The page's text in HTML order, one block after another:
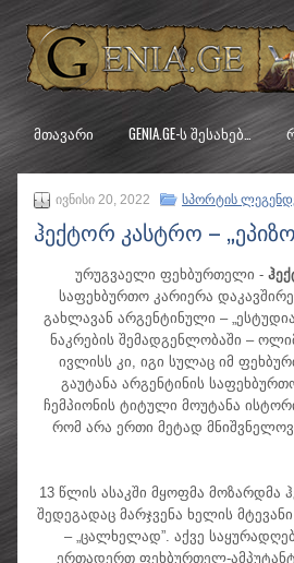
ᲛᲗᲐᲕᲐᲠᲘ GENIA.GE-Ს ᲨᲔᲡᲐᲮᲔᲑ…
ივნისი 20, 2022 სპორტის
ჰექტორ კასტრო –
ურუგვაელი ფეხბურთელი -
საფეხბურთო კარიერა
გახლავან არგენტინული –
ნაკრების შემადგენლობაში –
ივლისს კი, იგი სულაც იმ
გაუტანა არგენტინის
ჩემპიონის ტიტული მოუტანა
რომ არა ერთი მეტად
13 წლის ასაკში მყოფმა მოზარდმა
შედეგადაც მარჯვენა ხელის
– „ცალხელად”. აქვე
ერთადერთ ფეხბურთელ-